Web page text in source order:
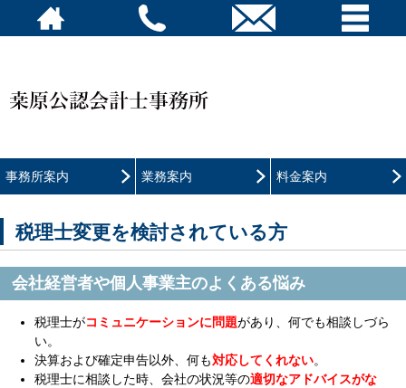
事務所案内 業務案内 料金案内
税理士変更を検討されている方
会社経営者や個人事業主のよくある悩み
税理士がコミュニケーションに問題があり、何でも相談しづら
い。
決算および確定申告以外、何も対応してくれない。
税理士に相談した時、会社の状況等の適切なアドバイスがな